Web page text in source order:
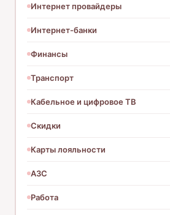
Интернет провайдеры
Интернет-банки
Финансы
Транспорт
Кабельное и цифровое ТВ
Скидки
Карты лояльности
АЗС
Работа